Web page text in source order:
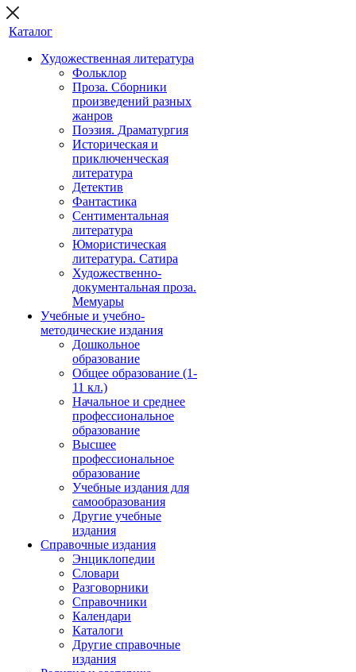
Каталог
Художественная литература
Фольклор
Проза. Сборники
произведений разных
жанров
Поэзия. Драматургия
Историческая и
приключенческая
литература
Детектив
Фантастика
Сентиментальная
литература
Юмористическая
литература. Сатира
Художественно-
документальная проза.
Мемуары
Учебные и учебно-
методические издания
Дошкольное
образование
Общее образование (1-
11 кл.)
Начальное и среднее
профессиональное
образование
Высшее
профессиональное
образование
Учебные издания для
самообразования
Другие учебные
издания
Справочные издания
Энциклопедии
Словари
Разговорники
Справочники
Календари
Каталоги
Другие справочные
издания